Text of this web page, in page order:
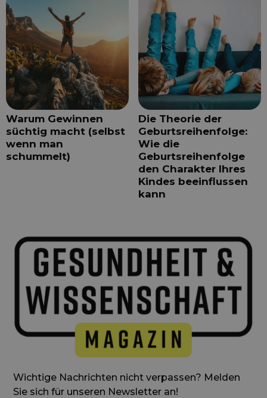
Warum Gewinnen
süchtig macht (selbst
wenn man
schummelt)
Die Theorie der
Geburtsreihenfolge:
Wie die
Geburtsreihenfolge
den Charakter Ihres
Kindes beeinflussen
kann
Wichtige Nachrichten nicht verpassen? Melden
Sie sich für unseren Newsletter an!